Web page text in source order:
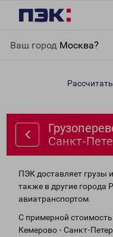
Ваш город Москва?
Петербург
Санкт-
ПЭК доставляет грузы
также в другие города
авиатранспортом.
С примерной
Кемерово - Санкт-